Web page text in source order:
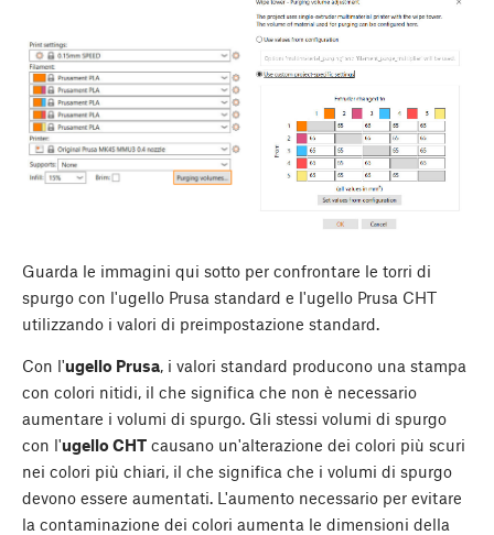
Guarda le immagini qui sotto per confrontare le torri di
spurgo con l'ugello Prusa standard e l'ugello Prusa CHT
utilizzando i valori di preimpostazione standard.
Con l'ugello Prusa, i valori standard producono una stampa
con colori nitidi, il che significa che non è necessario
aumentare i volumi di spurgo. Gli stessi volumi di spurgo
con l'ugello CHT causano un'alterazione dei colori più scuri
nei colori più chiari, il che significa che i volumi di spurgo
devono essere aumentati. L'aumento necessario per evitare
la contaminazione dei colori aumenta le dimensioni della